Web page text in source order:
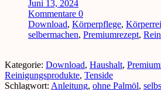
Juni 13, 2024
Kommentare 0
Download, Körperpflege,
selbermachen, Premiumrezept,
Kategorie: Download, Haushalt,
Reinigungsprodukte, Tenside
Schlagwort: Anleitung, ohne Palmöl,